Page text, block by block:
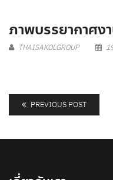
ภาพบรรยากาศง
THAISAKOLGROUP
PREVIOUS POST